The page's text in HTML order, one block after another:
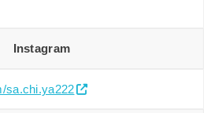
Instagram
sa.chi.ya222